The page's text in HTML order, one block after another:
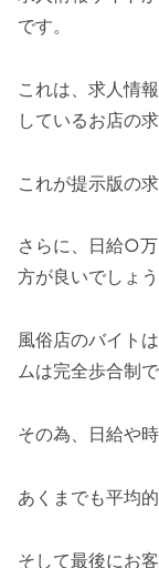
です。
これは、求人情
しているお店の
これが提示版の
さらに、日給○
方が良いでしょう
風俗店のバイト
ムは完全歩合制で
その為、日給や
あくまでも平均
そして最後にお